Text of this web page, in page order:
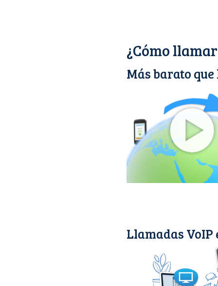
¿Cómo
Más barato
Llamadas VoIP